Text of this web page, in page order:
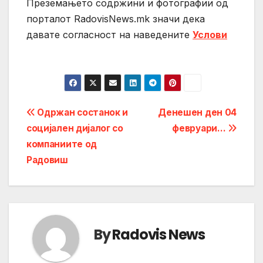
Преземањето содржини и фотографии од
порталот RadovisNews.mk значи дека
давате согласност на нaведените Услови
Post
navigation
Денешен ден 04
февруари…
Одржан состанок и
социјален дијалог со
компаниите од
Радовиш
ByRadovis News